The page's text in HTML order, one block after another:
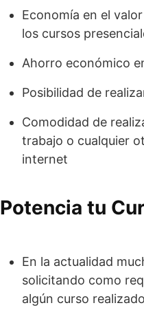
Economía en el
los cursos
Ahorro económico
Posibilidad de
Comodidad de
trabajo o cualquier
internet
Potencia tu
En la actualidad
solicitando como
algún curso